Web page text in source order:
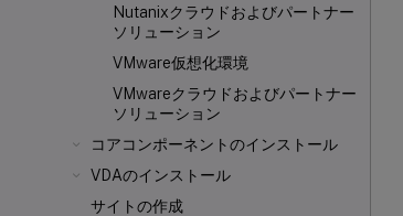
Nutanixクラウドおよびパートナー
ソリューション
VMware仮想化環境
VMwareクラウドおよびパートナー
ソリューション
コアコンポーネントのインストール
VDAのインストール
サイトの作成